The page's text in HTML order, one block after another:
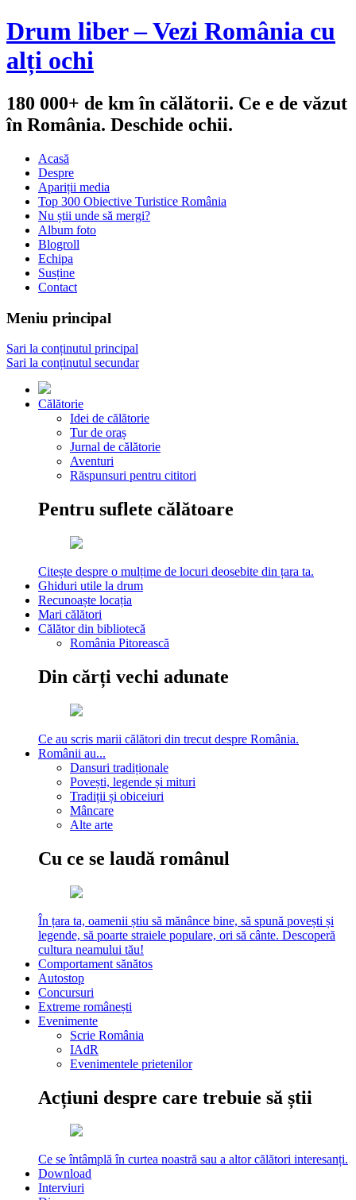
Drum liber – Vezi România cu
alți ochi
180 000+ de km în călătorii. Ce e de văzut
în România. Deschide ochii.
Acasă
Despre
Apariții media
Top 300 Obiective Turistice România
Nu știi unde să mergi?
Album foto
Blogroll
Echipa
Susține
Contact
Meniu principal
Sari la conținutul principal
Sari la conținutul secundar
Călătorie
Idei de călătorie
Tur de oraș
Jurnal de călătorie
Aventuri
Răspunsuri pentru cititori
Pentru suflete călătoare
Citește despre o mulțime de locuri deosebite din țara ta.
Ghiduri utile la drum
Recunoaște locația
Mari călători
Călător din bibliotecă
România Pitorească
Din cărți vechi adunate
Ce au scris marii călători din trecut despre România.
Românii au...
Dansuri tradiționale
Povești, legende și mituri
Tradiții și obiceiuri
Mâncare
Alte arte
Cu ce se laudă românul
În țara ta, oamenii știu să mănânce bine, să spună povești și
legende, să poarte straiele populare, ori să cânte. Descoperă
cultura neamului tău!
Comportament sănătos
Autostop
Concursuri
Extreme românești
Evenimente
Scrie România
IAdR
Evenimentele prietenilor
Acțiuni despre care trebuie să știi
Ce se întâmplă în curtea noastră sau a altor călători interesanți.
Download
Interviuri